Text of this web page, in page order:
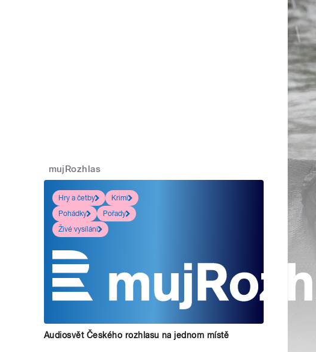
mujRozhlas
Hry a četby
Krimi
Pohádky
Pořady
Živé vysílání
Audiosvět Českého rozhlasu na jednom místě